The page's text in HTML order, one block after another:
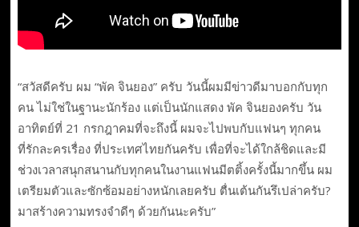
“สวัสดีครับ ผม “พัค จินยอง” ครับ วันนี้ผมมีข่าวดีมาบอกกับทุก
คน ไม่ใช่ในฐานะนักร้อง แต่เป็นนักแสดง พัค จินยองครับ วัน
อาทิตย์ที่ 21 กรกฎาคมที่จะถึงนี้ ผมจะไปพบกับแฟนๆ ทุกคน
ที่รักละครเรื่อง ที่ประเทศไทยกันครับ เพื่อที่จะได้ใกล้ชิดและมี
ช่วงเวลาสนุกสนานกับทุกคนในงานแฟนมีตติ้งครั้งนี้มากขึ้น ผม
เตรียมตัวและซักซ้อมอย่างหนักเลยครับ ตื่นเต้นกันรึเปล่าครับ?
มาสร้างความทรงจำดีๆ ด้วยกันนะครับ”